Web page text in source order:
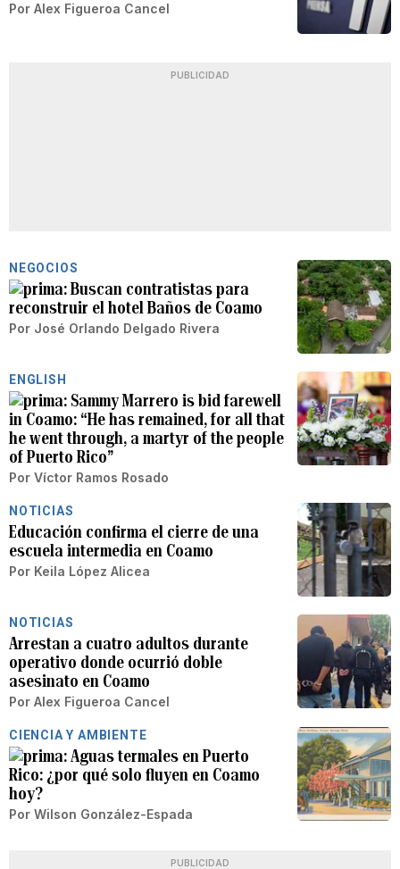
Por Alex Figueroa Cancel
PUBLICIDAD
NEGOCIOS
Buscan contratistas para
reconstruir el hotel Baños de Coamo
Por José Orlando Delgado Rivera
ENGLISH
Sammy Marrero is bid farewell
in Coamo: “He has remained, for all that
he went through, a martyr of the people
of Puerto Rico”
Por Víctor Ramos Rosado
NOTICIAS
Educación confirma el cierre de una
escuela intermedia en Coamo
Por Keila López Alicea
NOTICIAS
Arrestan a cuatro adultos durante
operativo donde ocurrió doble
asesinato en Coamo
Por Alex Figueroa Cancel
CIENCIA Y AMBIENTE
Aguas termales en Puerto
Rico: ¿por qué solo fluyen en Coamo
hoy?
Por Wilson González-Espada
PUBLICIDAD